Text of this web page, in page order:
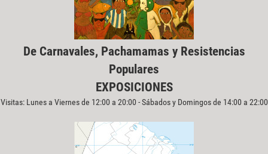
De Carnavales, Pachamamas y Resistencias
Populares
EXPOSICIONES
Visitas: Lunes a Viernes de 12:00 a 20:00 - Sábados y Domingos de 14:00 a 22:00